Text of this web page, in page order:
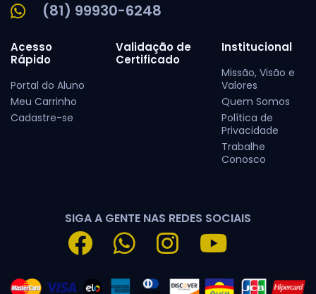
(81) 99930-6248
Acesso
Rápido
Portal do Aluno
Meu Carrinho
Cadastre-se
Validação de
Certificado
Institucional
Missão, Visão e
Valores
Quem Somos
Política de
Privacidade
Trabalhe
Conosco
SIGA A GENTE NAS REDES SOCIAIS